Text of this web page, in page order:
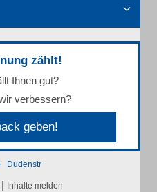
zählt!
Ihnen gut?
verbessern?
geben!
Dudenstr
| Inhalte melden